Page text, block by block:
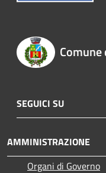
SEGUICI SU
AMMINISTRAZIONE
Organi di Governo